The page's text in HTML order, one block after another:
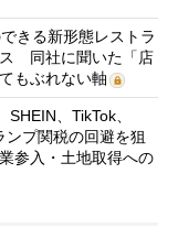
きる新形態レストラ
ス 同社に聞いた「店
もぶれない軸
、TikTok、
プ関税の回避を狙
参入・土地取得への